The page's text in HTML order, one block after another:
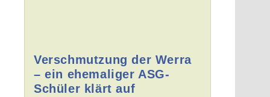
Verschmutzung der Werra
– ein ehemaliger ASG-
Schüler klärt auf